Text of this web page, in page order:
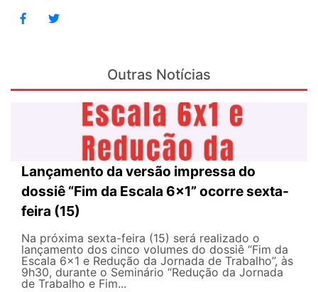
Outras Notícias
Lançamento da versão impressa do
dossiê “Fim da Escala 6×1” ocorre sexta-
feira (15)
Na próxima sexta-feira (15) será realizado o
lançamento dos cinco volumes do dossiê “Fim da
Escala 6×1 e Redução da Jornada de Trabalho”, às
9h30, durante o Seminário “Redução da Jornada
de Trabalho e Fim...